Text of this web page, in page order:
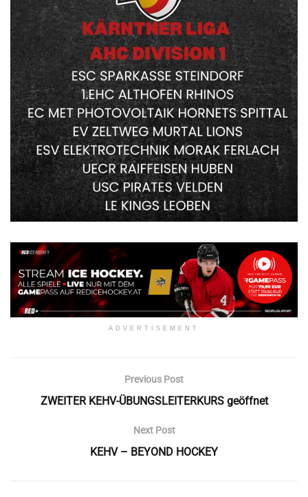
ADVERTISEMENT
Previous Post
ZWEITER KEHV-ÜBUNGSLEITERKURS geöffnet
Next Post
KEHV – BEYOND HOCKEY